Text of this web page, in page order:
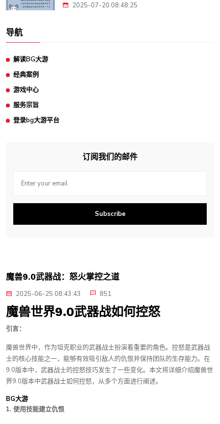
2025-07-20 08:48:25
导航
解读BG大游
经典案例
游戏中心
服务宗旨
登录bg大游平台
订阅我们的邮件
Subscribe
魔兽9.0武器战：怒火掌控之道
2025-06-25 08:43:43 851
魔兽世界9.0武器战如何控怒
引言：
魔兽世界中，作为坦克职业的武器战士扮演着重要的角色。控怒是武器战
士的核心技能之一，能够有效吸引敌人的仇恨并保持团队的生存能力。在
9.0版本中，武器战士的控怒技巧发生了一些变化。本文将详细介绍魔兽世
界9.0版本中武器战士如何控怒，从多个方面进行阐述。
BG大游
1. 使用技能建立仇恨